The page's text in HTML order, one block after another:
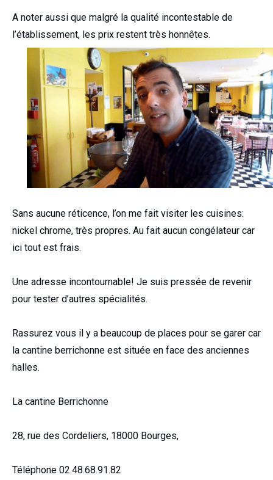
A noter aussi que malgré la qualité incontestable de
l’établissement, les prix restent très honnêtes.
Sans aucune réticence, l’on me fait visiter les cuisines:
nickel chrome, très propres. Au fait aucun congélateur car
ici tout est frais.
Une adresse incontournable! Je suis pressée de revenir
pour tester d’autres spécialités.
Rassurez vous il y a beaucoup de places pour se garer car
la cantine berrichonne est située en face des anciennes
halles.
La cantine Berrichonne
28, rue des Cordeliers, 18000 Bourges,
Téléphone 02.48.68.91.82